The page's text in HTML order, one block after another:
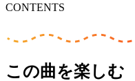
CONTENTS
この曲を楽しむ